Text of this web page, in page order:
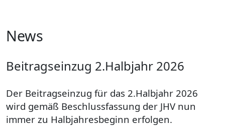
News
Beitragseinzug 2.Halbjahr 2026
Der Beitragseinzug für das 2.Halbjahr 2026
wird gemäß Beschlussfassung der JHV nun
immer zu Halbjahresbeginn erfolgen.